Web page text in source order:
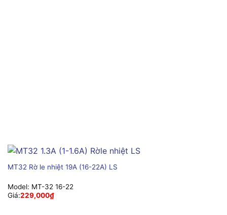
MT32 Rờ le nhiệt 19A (16-22A) LS
Model: MT-32 16-22
Giá:229,000₫